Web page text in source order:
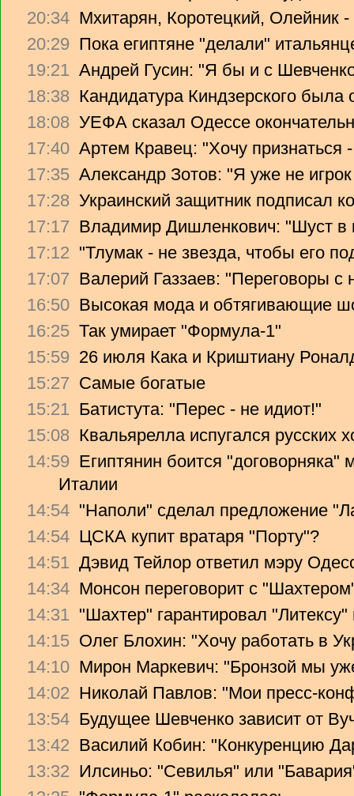
20:34 Мхитарян, Коротецкий, Олейник -
20:29 Пока египтяне "делали"
19:21 Андрей Гусин: "Я бы и с
18:38 Кандидатура Киндзерского была
18:08 УЕФА сказал Одессе
17:40 Артем Кравец: "Хочу признаться
17:35 Александр Зотов: "Я уже не
17:28 Украинский защитник подписал
17:17 Владимир Дишленкович: "Шуст в
17:12 "Тлумак - не звезда, чтобы его
17:07 Валерий Газзаев: "Переговоры с
16:50 Высокая мода и обтягивающие
16:25 Так умирает "Формула-1"
15:59 26 июля Кака и Криштиану
15:27 Самые богатые
15:21 Батистута: "Перес - не идиот!"
15:08 Квальярелла испугался русских
14:59 Египтянин боится
Италии
14:54 "Наполи" сделал предложение
14:54 ЦСКА купит вратаря "Порту"?
14:51 Дэвид Тейлор ответил мэру
14:34 Монсон переговорит с
14:31 "Шахтер" гарантировал
14:15 Олег Блохин: "Хочу работать в
14:10 Мирон Маркевич: "Бронзой мы
14:02 Николай Павлов: "Мои пресс-
13:54 Будущее Шевченко зависит от
13:42 Василий Кобин: "Конкуренцию
13:32 Илсиньо: "Севилья" или